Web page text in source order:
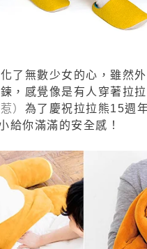
了無數少女的心，雖然
，感覺像是有人穿著拉
） 為了慶祝拉拉熊15週
給你滿滿的安全感！